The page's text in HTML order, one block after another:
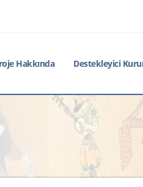
Hakkında Destekleyici